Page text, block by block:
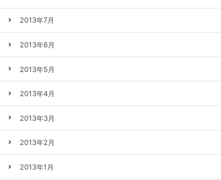
2013年7月
2013年6月
2013年5月
2013年4月
2013年3月
2013年2月
2013年1月